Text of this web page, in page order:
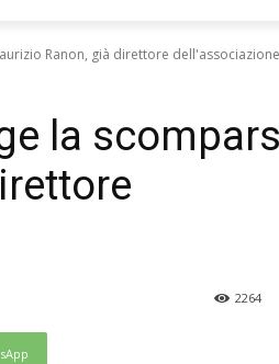
Ranon, già direttore dell'associazione
la
2264